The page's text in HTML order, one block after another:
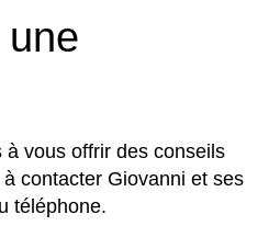
vous offrir des conseils
contacter Giovanni et ses
téléphone.